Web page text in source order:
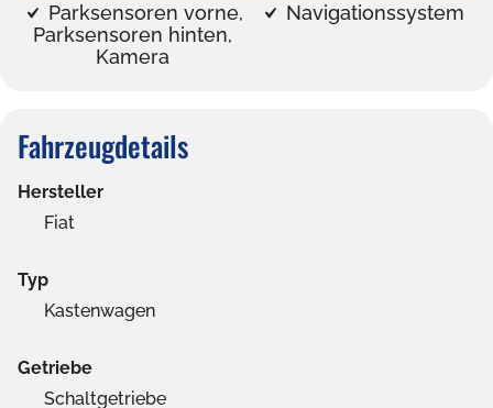
Parksensoren vorne,
Parksensoren hinten,
Kamera
Navigationssystem
Fahrzeugdetails
Hersteller
Fiat
Typ
Kastenwagen
Getriebe
Schaltgetriebe